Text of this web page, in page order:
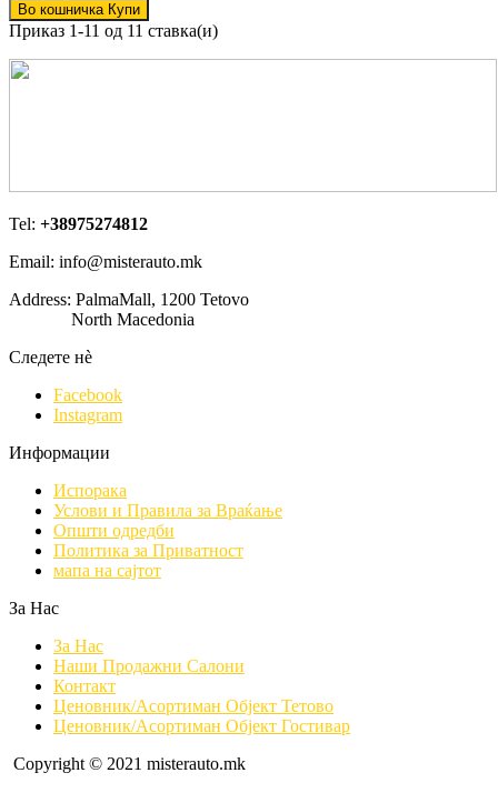
Во кошничка Купи
Приказ 1-11 од 11 ставка(и)
Tel: +38975274812
Email: info@misterauto.mk
Address: PalmaMall, 1200 Tetovo
North Macedonia
Следете нè
Facebook
Instagram
Информации
Испорака
Услови и Правила за Враќање
Општи одредби
Политика за Приватност
мапа на сајтот
За Нас
За Нас
Наши Продажни Салони
Контакт
Ценовник/Асортиман Објект Тетово
Ценовник/Асортиман Објект Гостивар
Copyright © 2021 misterauto.mk